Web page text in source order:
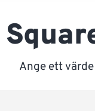
Ange ett